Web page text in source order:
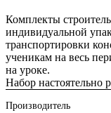
Комплекты
индивидуальной
транспортировки
ученикам на весь
на уроке.
Набор настоятельно
Производитель